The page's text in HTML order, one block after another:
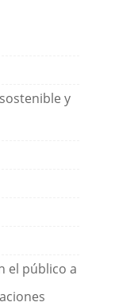
y
el público a